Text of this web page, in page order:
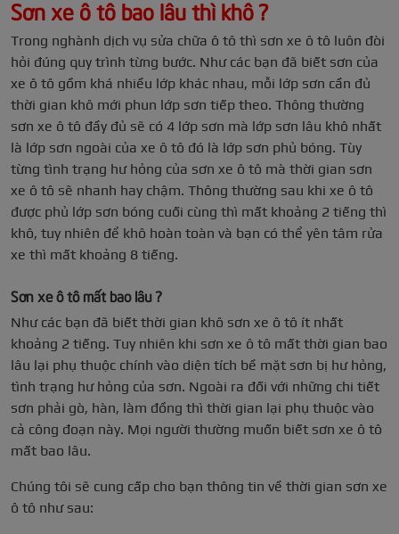
Sơn xe ô tô bao lâu thì khô ?
Trong nghành dịch vụ sửa chữa ô tô thì sơn xe ô tô luôn đòi
hỏi đúng quy trình từng bước. Như các bạn đã biết sơn của
xe ô tô gồm khá nhiều lớp khác nhau, mỗi lớp sơn cần đủ
thời gian khô mới phun lớp sơn tiếp theo. Thông thường
sơn xe ô tô đầy đủ sẽ có 4 lớp sơn mà lớp sơn lâu khô nhất
là lớp sơn ngoài của xe ô tô đó là lớp sơn phủ bóng. Tùy
từng tình trạng hư hỏng của sơn xe ô tô mà thời gian sơn
xe ô tô sẽ nhanh hay chậm. Thông thường sau khi xe ô tô
được phủ lớp sơn bóng cuối cùng thì mất khoảng 2 tiếng thì
khô, tuy nhiên để khô hoàn toàn và bạn có thể yên tâm rửa
xe thì mất khoảng 8 tiếng.
Sơn xe ô tô mất bao lâu ?
Như các bạn đã biết thời gian khô sơn xe ô tô ít nhất
khoảng 2 tiếng. Tuy nhiên khi sơn xe ô tô mất thời gian bao
lâu lại phụ thuộc chính vào diện tích bề mặt sơn bị hư hỏng,
tình trạng hư hỏng của sơn. Ngoài ra đối với những chi tiết
sơn phải gò, hàn, làm đồng thì thời gian lại phụ thuộc vào
cả công đoạn này. Mọi người thường muốn biết sơn xe ô tô
mất bao lâu.
Chúng tôi sẽ cung cấp cho bạn thông tin về thời gian sơn xe
ô tô như sau: